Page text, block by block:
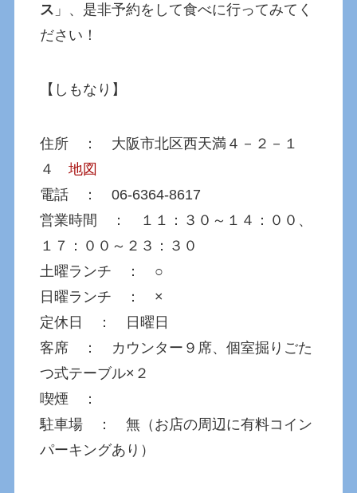
ス 」、是非予約をして食べに行ってみてく
ださい！
【しもなり】
住所 ： 大阪市北区西天満４－２－１
４地図
電話 ： 06-6364-8617
営業時間 ： １１：３０～１４：００、
１７：００～２３：３０
土曜ランチ ： ○
日曜ランチ ： ×
定休日 ： 日曜日
客席 ： カウンター９席、個室掘りごた
つ式テーブル×２
喫煙 ：
駐車場 ： 無（お店の周辺に有料コイン
パーキングあり）